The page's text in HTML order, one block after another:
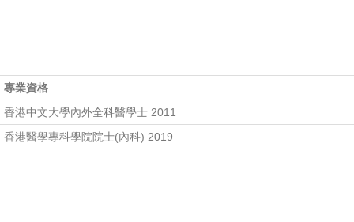
專業資格
香港中文大學內外全科醫學士 2011
香港醫學專科學院院士(內科) 2019